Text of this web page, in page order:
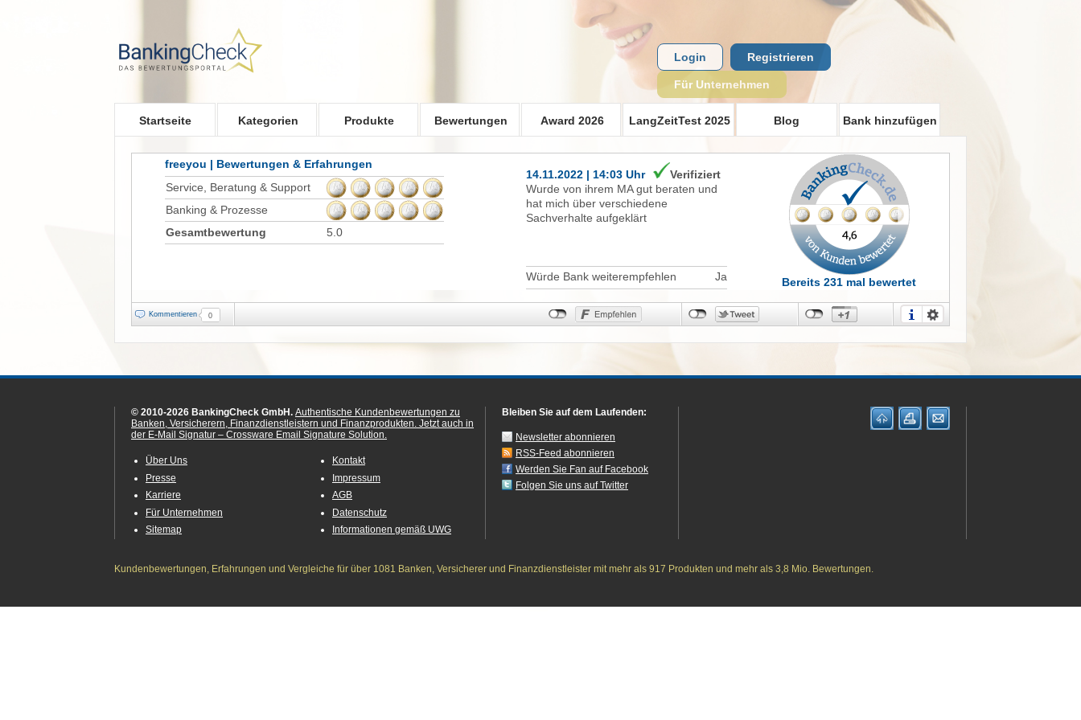
Startseite Kategorien Produkte Bewertungen Award 2026 LangZeitTest 2025 Blog Bank hinzufügen
Login Registrieren
Für Unternehmen
freeyou | Bewertungen & Erfahrungen
Service, Beratung & Support
Banking & Prozesse
Gesamtbewertung
5.0
14.11.2022 | 14:03 Uhr
Verifiziert
Wurde von ihrem MA gut beraten und
hat mich über verschiedene
Sachverhalte aufgeklärt
Würde Bank weiterempfehlen Ja Bereits 231 mal bewertet
Kommentieren 0
© 2010-2026 BankingCheck GmbH. Authentische Kundenbewertungen zu
Banken, Versicherern, Finanzdienstleistern und Finanzprodukten. Jetzt auch in
der E-Mail Signatur – Crossware Email Signature Solution.
Über Uns
Presse
Karriere
Für Unternehmen
Sitemap
Kontakt
Impressum
AGB
Datenschutz
Informationen gemäß UWG
Bleiben Sie auf dem Laufenden:
Newsletter abonnieren
RSS-Feed abonnieren
Werden Sie Fan auf Facebook
Folgen Sie uns auf Twitter
Kundenbewertungen, Erfahrungen und Vergleiche für über 1081 Banken, Versicherer und Finanzdienstleister mit mehr als 917 Produkten und mehr als 3,8 Mio. Bewertungen.